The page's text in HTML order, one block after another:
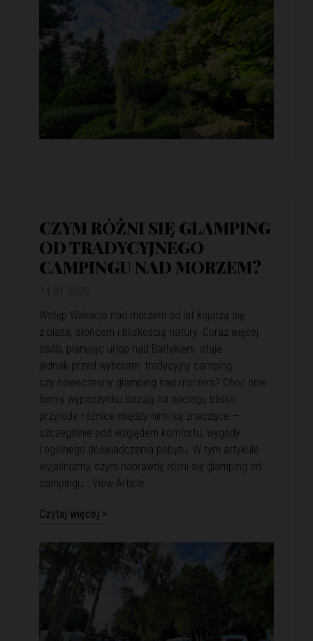
CZYM RÓŻNI SIĘ GLAMPING
OD TRADYCYJNEGO
CAMPINGU NAD MORZEM?
Wstęp Wakacje nad morzem od lat kojarzą się
z plażą, słońcem i bliskością natury. Coraz więcej
osób, planując urlop nad Bałtykiem, staje
jednak przed wyborem: tradycyjny camping
czy nowoczesny glamping nad morzem? Choć obie
formy wypoczynku bazują na noclegu blisko
przyrody, różnice między nimi są znaczące —
szczególnie pod względem komfortu, wygody
i ogólnego doświadczenia pobytu. W tym artykule
wyjaśniamy, czym naprawdę różni się glamping od
campingu… View Article
Czytaj więcej >